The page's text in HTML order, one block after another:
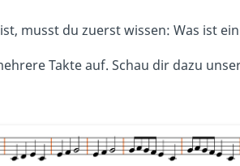
ist, musst du zuerst wissen: Was ist ein
Takte auf. Schau dir dazu